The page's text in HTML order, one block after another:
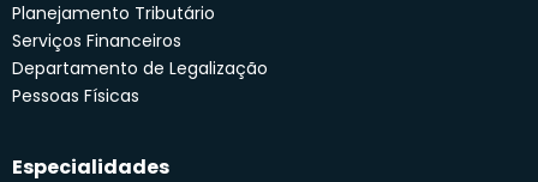
Planejamento Tributário
Serviços Financeiros
Departamento de Legalização
Pessoas Físicas
Especialidades